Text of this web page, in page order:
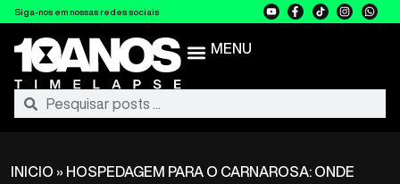
Siga-nos em nossas redes sociais
MENU
INICIO » HOSPEDAGEM PARA O CARNAROSA: ONDE